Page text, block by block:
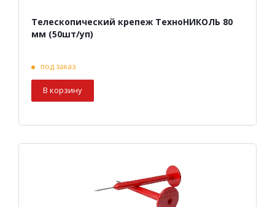
Телескопический крепеж ТехноНИКОЛЬ 80
мм (50шт/уп)
под заказ
В корзину